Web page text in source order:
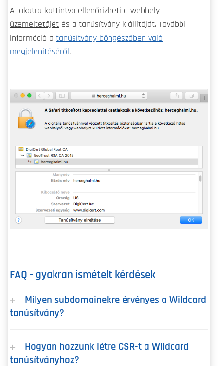
A lakatra kattintva ellenőrizheti a webhely
üzemeltetőjét és a tanúsítvány kiállítóját. További
információ a tanúsítvány böngészőben való
megjelenítéséről .
FAQ - gyakran ismételt kérdések
Milyen subdomainekre érvényes a Wildcard
tanúsítvány?
Hogyan hozzunk létre CSR-t a Wildcard
tanúsítványhoz?